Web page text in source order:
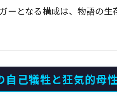
ーとなる構成は、物語の
自己犠牲と狂気的母